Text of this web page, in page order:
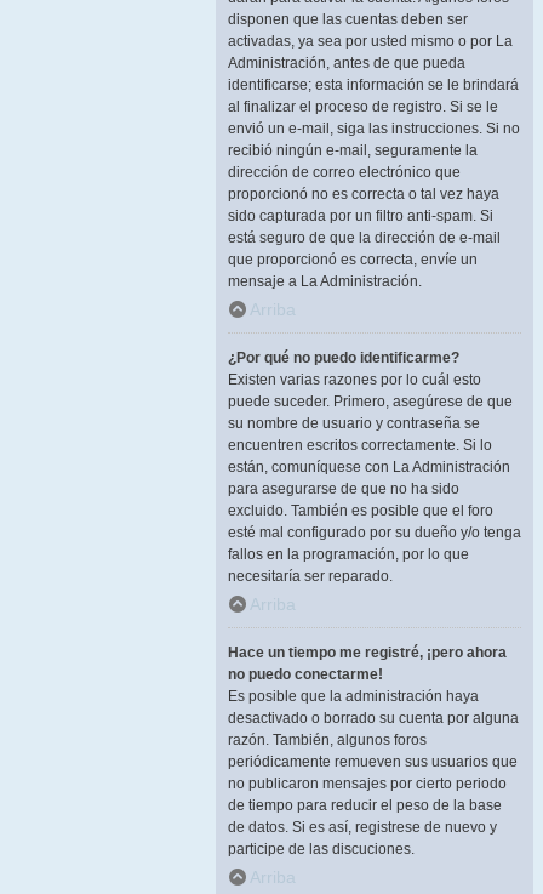
disponen que las cuentas deben ser
activadas, ya sea por usted mismo o por La
Administración, antes de que pueda
identificarse; esta información se le brindará
al finalizar el proceso de registro. Si se le
envió un e-mail, siga las instrucciones. Si no
recibió ningún e-mail, seguramente la
dirección de correo electrónico que
proporcionó no es correcta o tal vez haya
sido capturada por un filtro anti-spam. Si
está seguro de que la dirección de e-mail
que proporcionó es correcta, envíe un
mensaje a La Administración.
Arriba
¿Por qué no puedo identificarme?
Existen varias razones por lo cuál esto
puede suceder. Primero, asegúrese de que
su nombre de usuario y contraseña se
encuentren escritos correctamente. Si lo
están, comuníquese con La Administración
para asegurarse de que no ha sido
excluido. También es posible que el foro
esté mal configurado por su dueño y/o tenga
fallos en la programación, por lo que
necesitaría ser reparado.
Arriba
Hace un tiempo me registré, ¡pero ahora
no puedo conectarme!
Es posible que la administración haya
desactivado o borrado su cuenta por alguna
razón. También, algunos foros
periódicamente remueven sus usuarios que
no publicaron mensajes por cierto periodo
de tiempo para reducir el peso de la base
de datos. Si es así, registrese de nuevo y
participe de las discuciones.
Arriba